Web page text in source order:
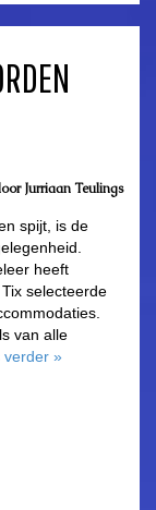
Jurriaan Teulings
spijt, is de
heeft
selecteerde
van alle
verder »